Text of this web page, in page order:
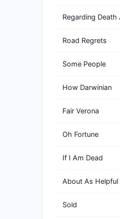
Regarding Death
Road Regrets
Some People
How Darwinian
Fair Verona
Oh Fortune
If I Am Dead
About As Helpful
Sold